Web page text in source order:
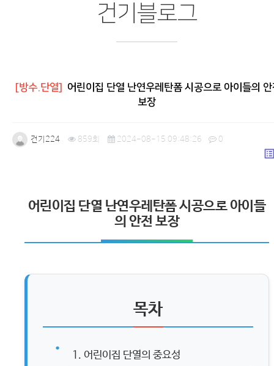
건기블로그
[방수.단열]
어린이집 단열 난연우레탄폼 시공으로 아이들의
보장
건기224 859회 2024-08-15 09:48:26 0
어린이집 단열 난연우레탄폼 시공으로 아이들
의 안전 보장
목차
1. 어린이집 단열의 중요성